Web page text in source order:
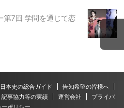
第7回 学問を通じて恋
日本史の総合ガイド
告知希望の皆様へ
事協力等の実績 運営会社
プライバ